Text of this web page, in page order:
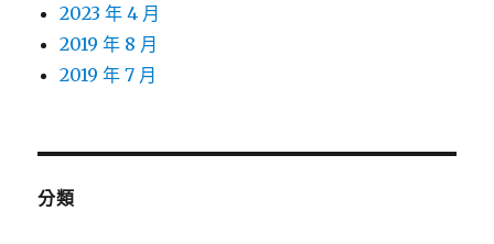
2023 年 4 月
2019 年 8 月
2019 年 7 月
分類